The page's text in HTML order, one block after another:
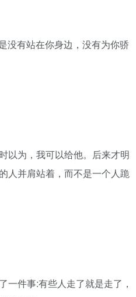
没有站在你身边，没有为你骄
为，我可以给他。后来才明
人并肩站着，而不是一个人跪
件事:有些人走了就是走了，